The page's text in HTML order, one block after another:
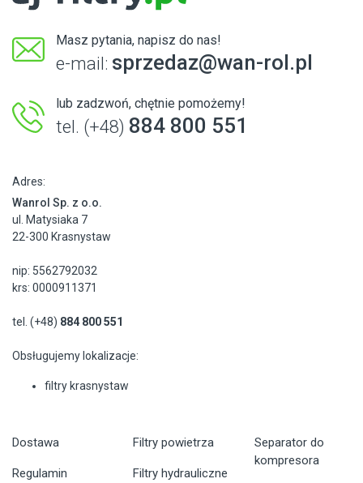
Masz pytania, napisz do nas!
e-mail: sprzedaz@wan-rol.pl
lub zadzwoń, chętnie pomożemy!
tel. (+48) 884 800 551
Adres:
Wanrol Sp. z o.o.
ul. Matysiaka 7
22-300 Krasnystaw
nip: 5562792032
krs: 0000911371
tel. (+48) 884 800 551
Obsługujemy lokalizacje:
filtry krasnystaw
Dostawa
Regulamin
Filtry powietrza
Filtry hydrauliczne
Separator do
kompresora